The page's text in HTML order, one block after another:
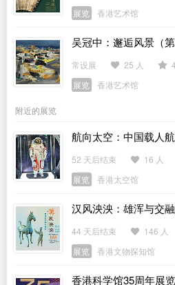
展览
香港艺术馆
吴冠中：邂逅风景（第
常设展 25 人
4
展览
香港艺术馆
附近的展览
航向太空：中国载人
52 天后结束 16 人
展览
香港太空馆
汉风泱泱：雄浑与交
44 天后结束 146 人
展览
香港文物探知馆
香港科学馆35周年展览